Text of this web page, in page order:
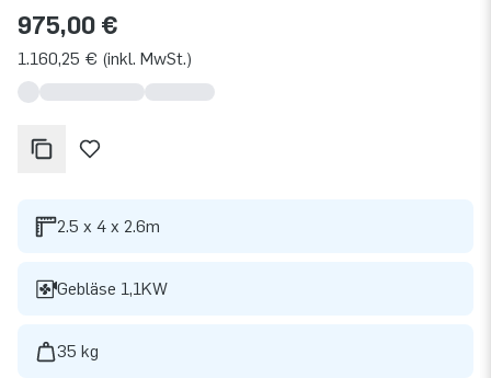
975,00 €
1.160,25 € (inkl. MwSt.)
2.5 x 4 x 2.6m
Gebläse 1,1KW
35 kg